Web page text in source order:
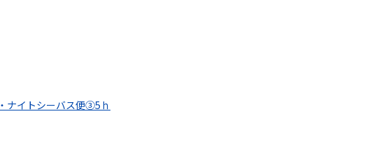
ナイトシーバス便③5ｈ